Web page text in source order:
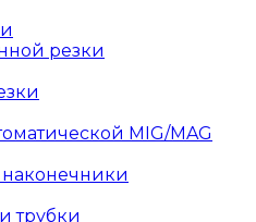
резки
MIG/MAG
трубки